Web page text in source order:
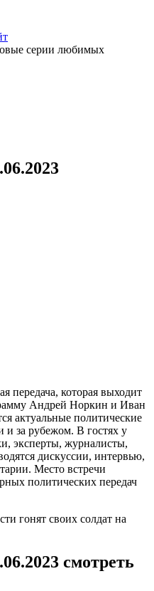
серии любимых
передача, которая выходит
Андрей Норкин и Иван
актуальные политические
и за рубежом. В гостях у
эксперты, журналисты,
дискуссии, интервью,
Место встречи
политических передач
гонят своих солдат на
смотреть